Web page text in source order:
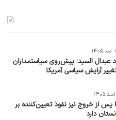
السید؛ پیش‌روی سیاستمداران
آرایش سیاسی آمریکا
پس از خروج نیز نفوذ تعیین‌کننده بر
دارد